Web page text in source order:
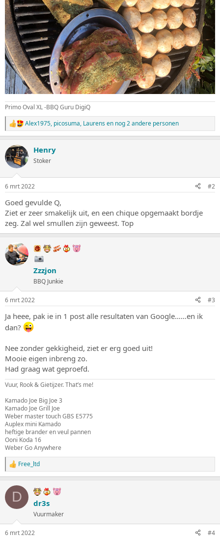
Primo Oval XL -BBQ Guru DigiQ
W
a
r
d
e
n
e
n
:
Alex1975, picosuma, Laurensen nog 2 andere personen
Henry
Stoker
6 mrt 2022 #2
Goed gevulde Q,
Ziet er zeer smakelijk uit, en een chique opgemaakt bordje
zeg. Zal wel smullen zijn geweest. Top
Zzzjon
BBQ Junkie
6 mrt 2022 #3
Ja heee, pak ie in 1 post alle resultaten van Google……en ik
dan?
Nee zonder gekkigheid, ziet er erg goed uit!
Mooie eigen inbreng zo.
Had graag wat geproefd.
Vuur, Rook & Gietijzer. That’s me!
Kamado Joe Big Joe 3
Kamado Joe Grill Joe
Weber master touch GBS E5775
Auplex mini Kamado
heftige brander en veul pannen
Ooni Koda 16
Weber Go Anywhere
W
a
r
e
i
n
Free_ltd
D dr3s
Vuurmaker
6 mrt 2022 #4